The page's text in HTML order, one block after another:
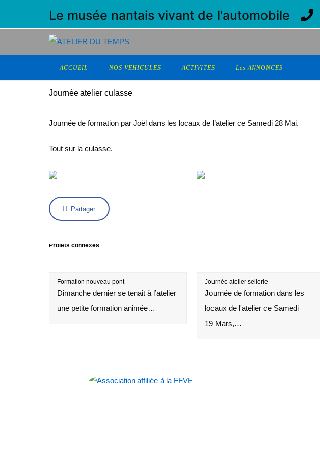
Le musée nantais vivant de l'automobile
ACCUEIL NOS VEHICULES ACTIVITES Les ANNONCES
Journée atelier culasse
Journée de formation par Joël dans les locaux de l’atelier ce Samedi 28 Mai.
Tout sur la culasse.
Partager
Projets connexes
Formation nouveau pont
Dimanche dernier se tenait à l’atelier
une petite formation animée…
Journée atelier sellerie
Journée de formation dans les
locaux de l'atelier ce Samedi
19 Mars,…